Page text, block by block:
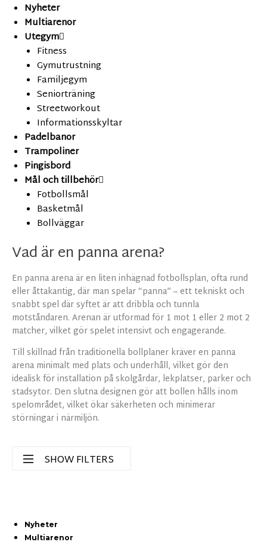
Nyheter
Multiarenor
Utegym
Fitness
Gymutrustning
Familjegym
Seniorträning
Streetworkout
Informationsskyltar
Padelbanor
Trampoliner
Pingisbord
Mål och tillbehör
Fotbollsmål
Basketmål
Bollväggar
Vad är en panna arena?
En panna arena är en liten inhägnad fotbollsplan, ofta rund
eller åttakantig, där man spelar “panna” – ett tekniskt och
snabbt spel där syftet är att dribbla och tunnla
motståndaren. Arenan är utformad för 1 mot 1 eller 2 mot 2
matcher, vilket gör spelet intensivt och engagerande.
Till skillnad från traditionella bollplaner kräver en panna
arena minimalt med plats och underhåll, vilket gör den
idealisk för installation på skolgårdar, lekplatser, parker och
stadsytor. Den slutna designen gör att bollen hålls inom
spelområdet, vilket ökar säkerheten och minimerar
störningar i närmiljön.
SHOW FILTERS
Acrobat
Nyheter
Multiarenor